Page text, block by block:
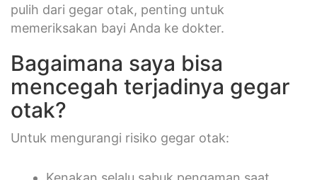
pulih dari gegar otak, penting untuk
memeriksakan bayi Anda ke dokter.
Bagaimana saya bisa
mencegah terjadinya gegar
otak?
Untuk mengurangi risiko gegar otak: